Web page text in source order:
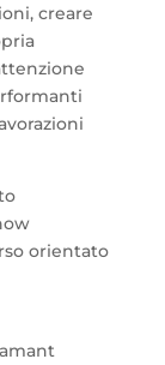
creare
orientato